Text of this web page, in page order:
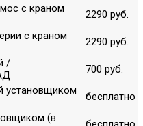
с краном
2290 руб.
с краном
2290 руб.
/
700 руб.
установщиком
бесплатно
(в